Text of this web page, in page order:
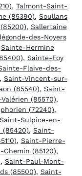
, Talmont-Saint-
(85390), Soullans
, Sallertaine
des-Noyers
Sainte-Hermine
, Sainte-Foy
Flaive-des-
, Saint-Vincent-sur-
(85540), Saint-
(85570),
(72240),
Saint-Sulpice-en-
(85420), Saint-
, Saint-Pierre-
(85120),
, Saint-Paul-Mont-
(85500), Saint-